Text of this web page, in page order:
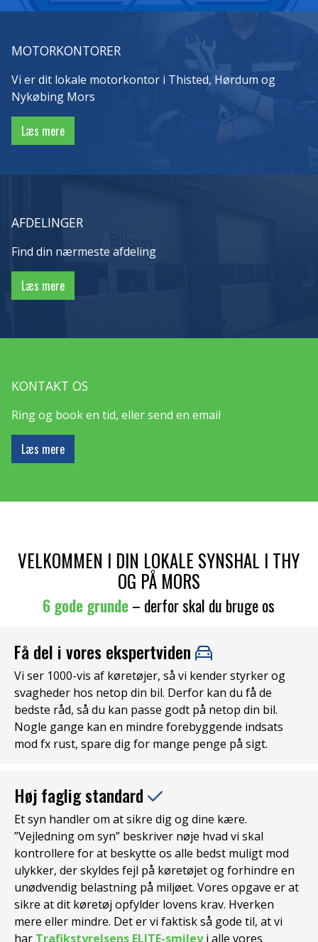
MOTORKONTORER
Vi er dit lokale motorkontor i Thisted, Hørdum og
Nykøbing Mors
Læs mere
AFDELINGER
Find din nærmeste afdeling
Læs mere
KONTAKT OS
Ring og book en tid, eller send en email
Læs mere
VELKOMMEN I DIN LOKALE SYNSHAL I THY
OG PÅ MORS
6 gode grunde– derfor skal du bruge os
Få del i vores ekspertviden
Vi ser 1000-vis af køretøjer, så vi kender styrker og
svagheder hos netop din bil. Derfor kan du få de
bedste råd, så du kan passe godt på netop din bil.
Nogle gange kan en mindre forebyggende indsats
mod fx rust, spare dig for mange penge på sigt.
Høj faglig standard
Et syn handler om at sikre dig og dine kære.
”Vejledning om syn” beskriver nøje hvad vi skal
kontrollere for at beskytte os alle bedst muligt mod
ulykker, der skyldes fejl på køretøjet og forhindre en
unødvendig belastning på miljøet. Vores opgave er at
sikre at dit køretøj opfylder lovens krav. Hverken
mere eller mindre. Det er vi faktisk så gode til, at vi
har Trafikstyrelsens ELITE-smileyi alle vores